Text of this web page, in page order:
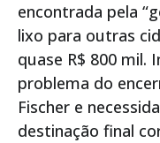
encontrada pela
lixo para outras
quase R$ 800
problema do
Fischer e
destinação final